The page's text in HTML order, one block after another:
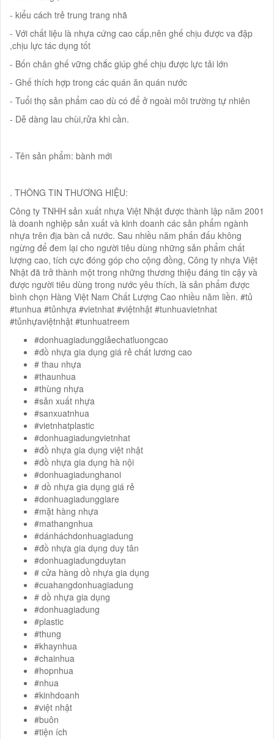
- kiểu cách trẻ trung trang nhã
- Với chất liệu là nhựa cứng cao cấp,nên ghế chịu được va đập
,chịu lực tác dụng tốt
- Bốn chân ghế vững chắc giúp ghế chịu được lực tải lớn
- Ghế thích hợp trong các quán ăn quán nước
- Tuổi thọ sản phẩm cao dù có để ở ngoài môi trường tự nhiên
- Dễ dàng lau chùi,rửa khi cần.
- Tên sản phẩm: bành mới
. THÔNG TIN THƯƠNG HIỆU:
Công ty TNHH sản xuất nhựa Việt Nhật được thành lập năm 2001
là doanh nghiệp sản xuất và kinh doanh các sản phẩm ngành
nhựa trên địa bàn cả nước. Sau nhiều năm phấn đấu không
ngừng để đem lại cho người tiêu dùng những sản phẩm chất
lượng cao, tích cực đóng góp cho cộng đồng, Công ty nhựa Việt
Nhật đã trở thành một trong những thương thiệu đáng tin cậy và
được người tiêu dùng trong nước yêu thích, là sản phẩm được
bình chọn Hàng Việt Nam Chất Lượng Cao nhiều năm liền. #tủ
#tunhua #tủnhựa #vietnhat #việtnhật #tunhuavietnhat
#tủnhựaviệtnhật #tunhuatreem
#donhuagiadunggiảechatluongcao
#đồ nhựa gia dụng giá rẻ chất lương cao
# thau nhựa
#thaunhua
#thùng nhựa
#sản xuất nhựa
#sanxuatnhua
#vietnhatplastic
#donhuagiadungvietnhat
#đồ nhựa gia dụng việt nhật
#đồ nhựa gia dụng hà nội
#donhuagiadunghanoi
# dồ nhựa gia dụng giá rẻ
#donhuagiadunggiare
#mặt hàng nhựa
#mathangnhua
#dánháchdonhuagiadung
#đồ nhựa gia dụng duy tân
#donhuagiadungduytan
# cửa hàng dồ nhựa gia dụng
#cuahangdonhuagiadung
# dồ nhựa gia dụng
#donhuagiadung
#plastic
#thung
#khaynhua
#chainhua
#hopnhua
#nhua
#kinhdoanh
#việt nhật
#buôn
#tiện ích